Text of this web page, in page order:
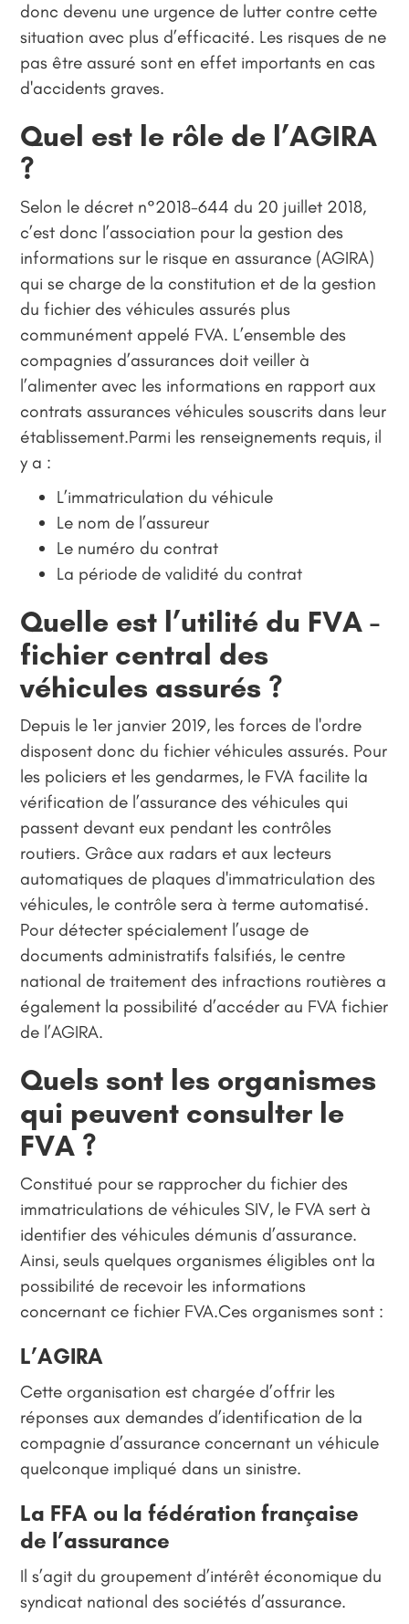
donc devenu une urgence de lutter contre cette
situation avec plus d’efficacité. Les risques de ne
pas être assuré sont en effet importants en cas
d'accidents graves.
Quel est le rôle de l’AGIRA
?
Selon le décret n°2018-644 du 20 juillet 2018,
c’est donc l’association pour la gestion des
informations sur le risque en assurance (AGIRA)
qui se charge de la constitution et de la gestion
du fichier des véhicules assurés plus
communément appelé FVA. L’ensemble des
compagnies d’assurances doit veiller à
l’alimenter avec les informations en rapport aux
contrats assurances véhicules souscrits dans leur
établissement.Parmi les renseignements requis, il
y a :
L’immatriculation du véhicule
Le nom de l’assureur
Le numéro du contrat
La période de validité du contrat
Quelle est l’utilité du FVA -
fichier central des
véhicules assurés ?
Depuis le 1er janvier 2019, les forces de l'ordre
disposent donc du fichier véhicules assurés. Pour
les policiers et les gendarmes, le FVA facilite la
vérification de l’assurance des véhicules qui
passent devant eux pendant les contrôles
routiers. Grâce aux radars et aux lecteurs
automatiques de plaques d'immatriculation des
véhicules, le contrôle sera à terme automatisé.
Pour détecter spécialement l’usage de
documents administratifs falsifiés, le centre
national de traitement des infractions routières a
également la possibilité d’accéder au FVA fichier
de l’AGIRA.
Quels sont les organismes
qui peuvent consulter le
FVA ?
Constitué pour se rapprocher du fichier des
immatriculations de véhicules SIV, le FVA sert à
identifier des véhicules démunis d’assurance.
Ainsi, seuls quelques organismes éligibles ont la
possibilité de recevoir les informations
concernant ce fichier FVA.Ces organismes sont :
L’AGIRA
Cette organisation est chargée d’offrir les
réponses aux demandes d’identification de la
compagnie d’assurance concernant un véhicule
quelconque impliqué dans un sinistre.
La FFA ou la fédération française
de l’assurance
Il s’agit du groupement d’intérêt économique du
syndicat national des sociétés d’assurance.